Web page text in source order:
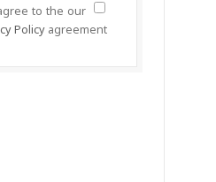
to the our
Policyagreement.